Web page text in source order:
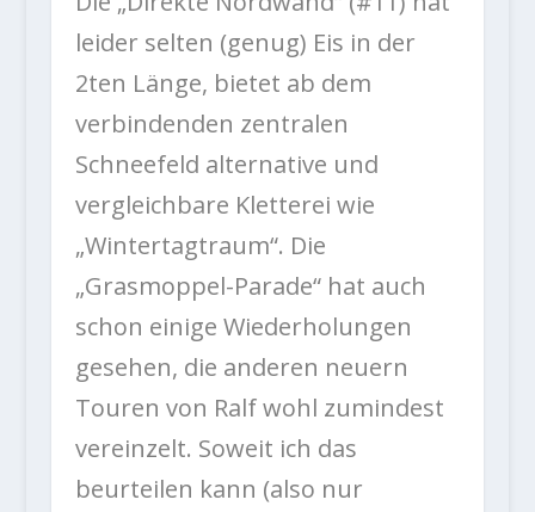
leider selten (genug) Eis in der
2ten Länge, bietet ab dem
verbindenden zentralen
Schneefeld alternative und
vergleichbare Kletterei wie
„Wintertagtraum“. Die
„Grasmoppel-Parade“ hat auch
schon einige Wiederholungen
gesehen, die anderen neuern
Touren von Ralf wohl zumindest
vereinzelt. Soweit ich das
beurteilen kann (also nur